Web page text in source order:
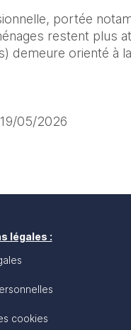
portée
restent plus
demeure orienté à
05/2026
légales :
cookies